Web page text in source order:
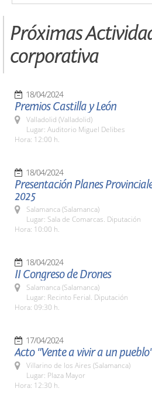
Próximas
corporativa
18/04/2024
Premios Castilla y León
Valladolid (Valladolid)
Lugar: Auditorio Miguel Delibes
Hora: 12:00 h.
18/04/2024
Presentación Planes
2025
Salamanca (Salamanca)
Lugar: Sala de Comarcas. Diputación
Hora: 10:00 h.
18/04/2024
II Congreso de Drones
Salamanca (Salamanca)
Lugar: Recinto Ferial. Diputación
Hora: 09:30 h.
17/04/2024
Acto "Vente a vivir a un
Villarino de los Aires (Salamanca)
Lugar: Plaza Mayor
Hora: 12:30 h.